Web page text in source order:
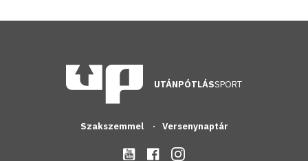
UTÁNPÓTLÁSSPORT
Szakszemmel Versenynaptár